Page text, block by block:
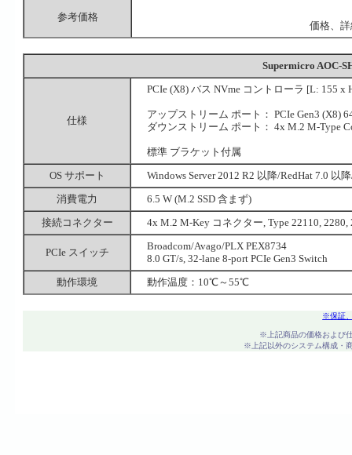
参考価格
価格、
Supermicro AOC-
仕様
PCIe (X8) バス NVme コントローラ [L: 155 x
アップストリーム ポート： PCIe Gen3 (X8)
ダウンストリーム ポート： 4x M.2 M-Type
標準 ブラケット付属
OS サポート
Windows Server 2012 R2 以降/RedHat 7.0 以
消費電力
6.5 W (M.2 SSD 含まず)
接続コネクター
4x M.2 M-Key コネクター, Type 22110,
PCIe スイッチ
Broadcom/Avago/PLX PEX8734
8.0 GT/s, 32-lane 8-port PCIe Gen3 Switch
動作環境
動作温度：10℃～55℃
※保証
※上記商品の価格および
※上記以外のシステム構成・